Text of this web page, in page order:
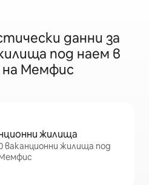
данни за
под наем в
на Мемфис
жилища
ваканционни жилища под